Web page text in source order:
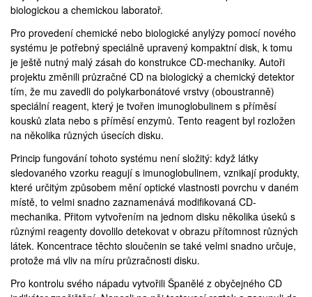
biologickou a chemickou laboratoř.
Pro provedení chemické nebo biologické anylýzy pomocí nového
systému je potřebný speciálně upravený kompaktní disk, k tomu
je ještě nutný malý zásah do konstrukce CD-mechaniky. Autoři
projektu změnili průzračné CD na biologický a chemický detektor
tím, že mu zavedli do polykarbonátové vrstvy (oboustranně)
speciální reagent, který je tvořen imunoglobulinem s příměsí
kousků zlata nebo s příměsí enzymů. Tento reagent byl rozložen
na několika různých úsecích disku.
Princip fungování tohoto systému není složitý: když látky
sledovaného vzorku reagují s imunoglobulinem, vznikají produkty,
které určitým způsobem mění optické vlastnosti povrchu v daném
místě, to velmi snadno zaznamenává modifikovaná CD-
mechanika. Přitom vytvořením na jednom disku několika úseků s
různými reagenty dovolilo detekovat v obrazu přítomnost různých
látek. Koncentrace těchto sloučenin se také velmi snadno určuje,
protože má vliv na míru průzračnosti disku.
Pro kontrolu svého nápadu vytvořili Španělé z obyčejného CD